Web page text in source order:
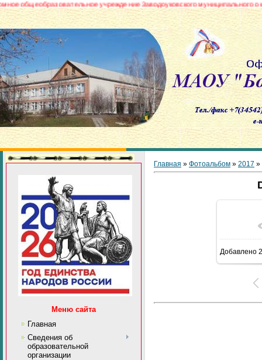
учреждение Заводоуковского муниципального
Меню сайта
Главная
Сведения об
образовательной
организации
Главная » Фотоальбом » 2017 »
В
Добавлено